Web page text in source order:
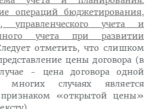
операций бюджетирования,
управленческого учета и
учета при развитии
отметить, что слишком
цены договора (в
- цена договора одной
многих случаях является
«открытой цены»